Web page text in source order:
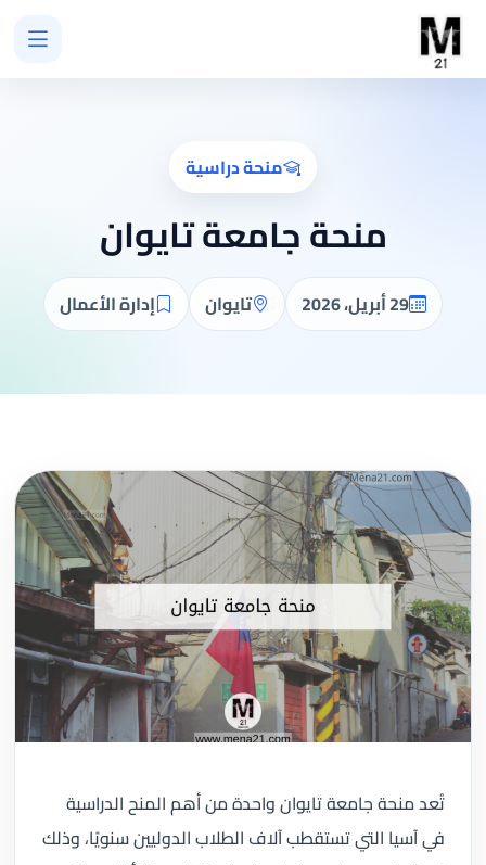
منحة دراسية
منحة جامعة تايوان
29 أبريل، 2026 تايوان إدارة الأعمال
تُعد منحة جامعة تايوان واحدة من أهم المنح الدراسية
في آسيا التي تستقطب آلاف الطلاب الدوليين سنويًا، وذلك